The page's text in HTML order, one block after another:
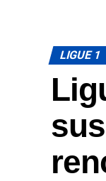
LIGUE 1